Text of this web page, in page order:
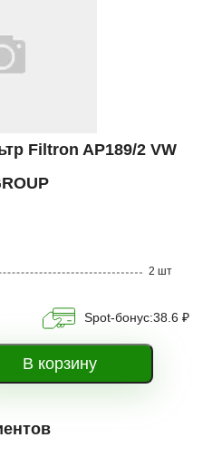
Filtron AP189/2 VW
2 шт
Spot-бонус:38.6 ₽